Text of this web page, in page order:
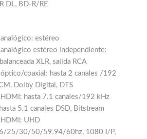
DL, BD-R/RE
estéreo
estéreo independiente:
XLR, salida RCA
coaxial: hasta 2 canales /192
Dolby Digital, DTS
hasta 7.1 canales/192 kHz
5.1 canales DSD, Bitstream
UHD
25/30/50/59.94/60hz, 1080 I/P,